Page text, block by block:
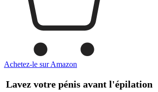
Achetez-le sur Amazon
Lavez votre pénis avant l'épilation